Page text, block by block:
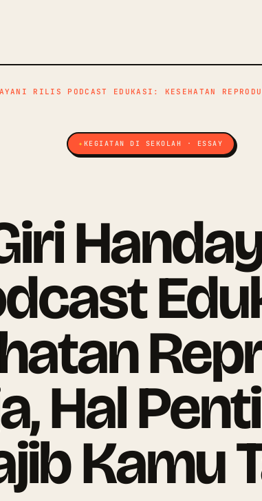
RILIS PODCAST EDUKASI: KESEHATAN
KEGIATAN DI SEKOLAH · ESSAY
Hal
Kamu